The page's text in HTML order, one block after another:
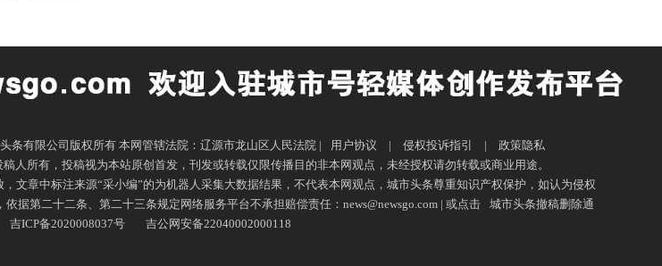
条有限公司版权所有 本网管辖法院：辽源市龙山区人民法院 | 用户协议 | 侵权投诉指引 |
政策隐私
所有，投稿视为本站原创首发，刊发或转载仅限传播目的非本网观点，未经授权请勿转载或商业用途。
文章中标注来源“采小编”的为机器人采集大数据结果，不代表本网观点，城市头条尊重知识产权保护，如认为侵权
第二十二条、第二十三条规定网络服务平台不承担赔偿责任：news@newsgo.com | 或点击
城市头条撤稿删除通
吉ICP备2020008037号 吉公网安备22040002000118